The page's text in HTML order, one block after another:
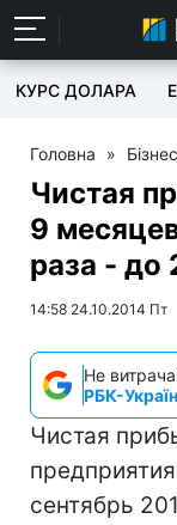
КУРС ДОЛАРА
Головна » Бізнес
Чистая
9
раза - до
14:58 24.10.2014 Пт
Не
РБК-
Чистая
сентябрь